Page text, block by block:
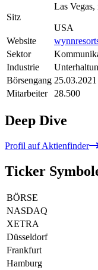
Sitz
Las Vegas,
USA
Website
Sektor
Industrie
Börsengang 25.03.2021
Mitarbeiter
28.500
Deep Dive
Profil auf Aktienfinder
Ticker
BÖRSE
NASDAQ
XETRA
Düsseldorf
Frankfurt
Hamburg